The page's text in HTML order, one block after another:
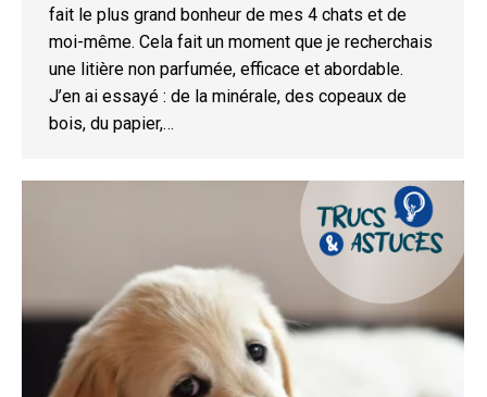
fait le plus grand bonheur de mes 4 chats et de
moi-même. Cela fait un moment que je recherchais
une litière non parfumée, efficace et abordable.
J’en ai essayé : de la minérale, des copeaux de
bois, du papier,…